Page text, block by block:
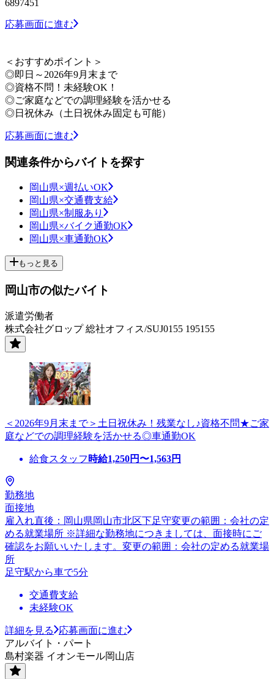
6897451
応募画面に進む
＜おすすめポイント＞
◎即日～2026年9月末まで
◎資格不問！未経験OK！
◎ご家庭などでの調理経験を活かせる
◎日祝休み（土日祝休み固定も可能）
応募画面に進む
関連条件からバイトを探す
岡山県×週払いOK
岡山県×交通費支給
岡山県×制服あり
岡山県×バイク通勤OK
岡山県×車通勤OK
もっと見る
岡山市の似たバイト
派遣労働者
株式会社グロップ 総社オフィス/SUJ0155 195155
＜2026年9月末まで＞土日祝休み！残業なし♪資格不問★ご家
庭などでの調理経験を活かせる◎車通勤OK
給食スタッフ 時給1,250円〜1,563円
勤務地
面接地
雇入れ直後：岡山県岡山市北区下足守変更の範囲：会社の定
める就業場所 ※詳細な勤務地につきましては、面接時にご
確認をお願いいたします。変更の範囲：会社の定める就業場
所
足守駅から車で5分
交通費支給
未経験OK
詳細を見る
応募画面に進む
アルバイト・パート
島村楽器 イオンモール岡山店